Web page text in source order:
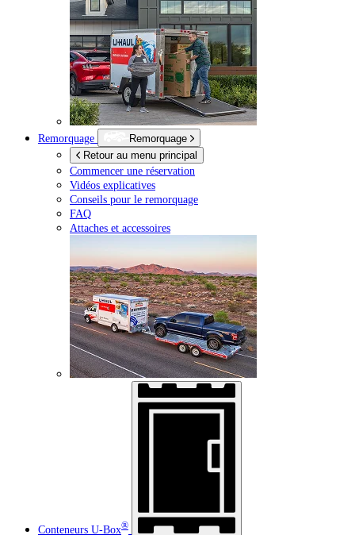
Remorquage
Remorquage
Retour au menu principal
Commencer une réservation
Vidéos explicatives
Conseils pour le remorquage
FAQ
Attaches et accessoires
Conteneurs U-Box®